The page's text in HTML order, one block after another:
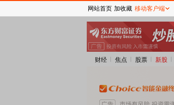
财经 焦点 股票 新股
网站首页 加收藏 移动客户端